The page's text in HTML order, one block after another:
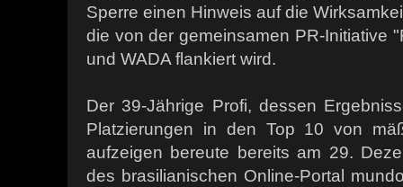
Sperre einen Hinweis auf die
die von der gemeinsamen PR-Initiative
und WADA flankiert wird.
Der 39-Jährige Profi, dessen
Platzierungen in den Top 10 von
aufzeigen bereute bereits am 29.
des brasilianischen Online-Portal